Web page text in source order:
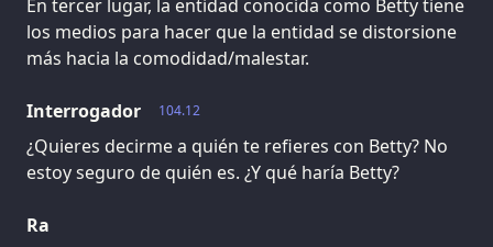
En tercer lugar, la entidad conocida como Betty tiene
los medios para hacer que la entidad se distorsione
más hacia la comodidad/malestar.
104.12
Interrogador
¿Quieres decirme a quién te refieres con Betty? No
estoy seguro de quién es. ¿Y qué haría Betty?
Ra